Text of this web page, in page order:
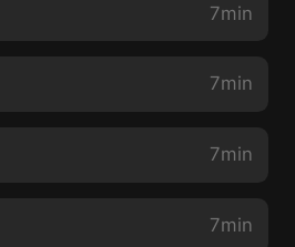
7min
7min
7min
7min